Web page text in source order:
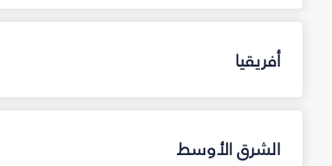
أفريقيا
الشرق الأوسط